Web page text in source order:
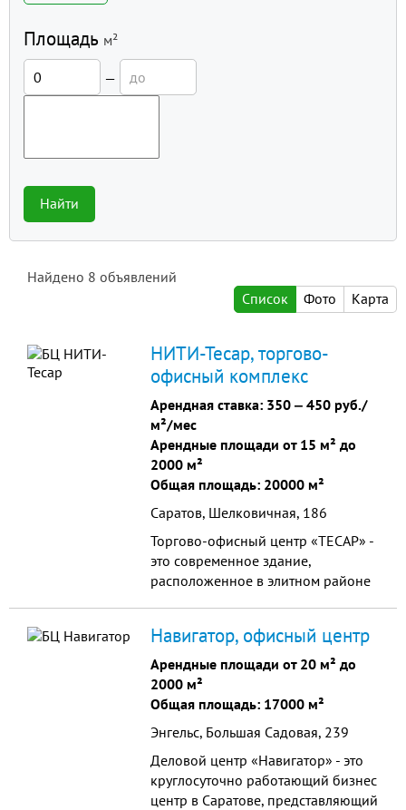
Площадь м²
—
Найти
Найдено 8 объявлений
Список
Фото Карта
НИТИ-Тесар, торгово-
офисный комплекс
Арендная ставка: 350 ‒ 450 руб./
м²/мес
Арендные площади от 15 м² до
2000 м²
Общая площадь: 20000 м²
Саратов, Шелковичная, 186
Торгово-офисный центр «ТЕСАР» -
это современное здание,
расположенное в элитном районе
Шелковичная, 186. Общая
Навигатор, офисный центр
Арендные площади от 20 м² до
2000 м²
Общая площадь: 17000 м²
Энгельс, Большая Садовая, 239
Деловой центр «Навигатор» - это
круглосуточно работающий бизнес
центр в Саратове, представляющий